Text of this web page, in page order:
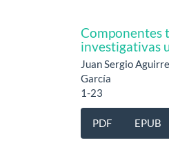
Componentes
investigativas
Juan Sergio
García
1-23
PDF EPUB